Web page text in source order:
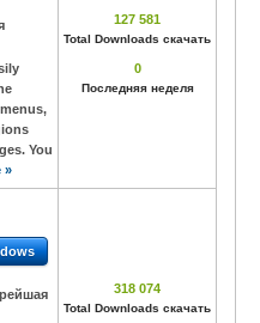
You
»
127 581
Total Downloads скачать
0
Последняя неделя
318 074
Total Downloads скачать